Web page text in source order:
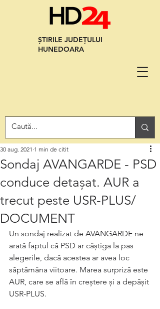
ȘTIRILE JUDEȚULUI
HUNEDOARA
Sondaj AVANGARDE - PSD
conduce detașat. AUR a
trecut peste USR-PLUS/
DOCUMENT
30 aug. 2021 1 min de citit
Un sondaj realizat de AVANGARDE ne
arată faptul că PSD ar câștiga la pas
alegerile, dacă acestea ar avea loc
săptămâna viitoare. Marea surpriză este
AUR, care se află în creștere și a depășit
USR-PLUS.